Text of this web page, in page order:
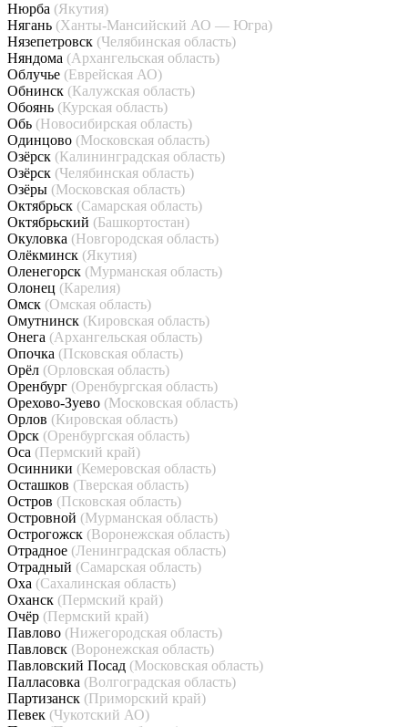
Нюрба (Якутия)
Нягань (Ханты-Мансийский АО — Югра)
Нязепетровск (Челябинская область)
Няндома (Архангельская область)
Облучье (Еврейская АО)
Обнинск (Калужская область)
Обоянь (Курская область)
Обь (Новосибирская область)
Одинцово (Московская область)
Озёрск (Калининградская область)
Озёрск (Челябинская область)
Озёры (Московская область)
Октябрьск (Самарская область)
Октябрьский (Башкортостан)
Окуловка (Новгородская область)
Олёкминск (Якутия)
Оленегорск (Мурманская область)
Олонец (Карелия)
Омск (Омская область)
Омутнинск (Кировская область)
Онега (Архангельская область)
Опочка (Псковская область)
Орёл (Орловская область)
Оренбург (Оренбургская область)
Орехово-Зуево (Московская область)
Орлов (Кировская область)
Орск (Оренбургская область)
Оса (Пермский край)
Осинники (Кемеровская область)
Осташков (Тверская область)
Остров (Псковская область)
Островной (Мурманская область)
Острогожск (Воронежская область)
Отрадное (Ленинградская область)
Отрадный (Самарская область)
Оха (Сахалинская область)
Оханск (Пермский край)
Очёр (Пермский край)
Павлово (Нижегородская область)
Павловск (Воронежская область)
Павловский Посад (Московская область)
Палласовка (Волгоградская область)
Партизанск (Приморский край)
Певек (Чукотский АО)